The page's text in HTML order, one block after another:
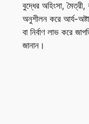
বুদ্ধের অহিংসা,
অনুশীলন করে আর্য-
বা নির্বাণ লাভ করে
জানান।